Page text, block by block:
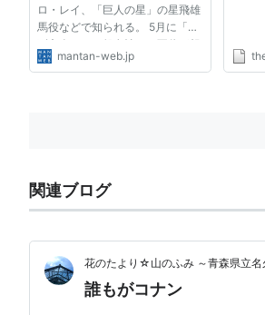
ロ・レイ、「巨人の星」の星飛雄
馬役などで知られる。 5月に「週
刊文春」で一般女性との不倫が報
じられ、古谷さんは自信のX（旧
mantan-web.jp
関連ブログ
花のたより☆山のふみ ～青森県立名
誰もがコナン